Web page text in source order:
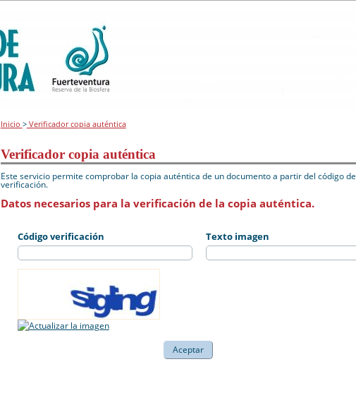
Inicio >Verificador copia auténtica
Verificador copia auténtica
Este servicio permite comprobar la copia auténtica de un documento a partir del código de
verificación.
Datos necesarios para la verificación de la copia auténtica.
Código verificación Texto imagen